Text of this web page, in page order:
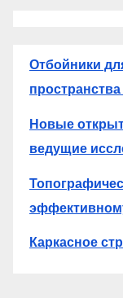
Отбойники
Новые
ведущие
Каркасное